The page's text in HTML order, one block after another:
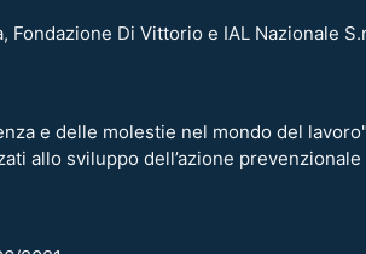
Fondazione Di Vittorio e IAL Nazionale
e delle molestie nel mondo del
allo sviluppo dell’azione prevenzionale